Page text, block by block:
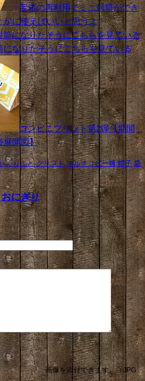
宝箱の再利用でミニ封筒ができ
かに使えばいいと思うよ
になりたそうにこちらを見ている
コンビニプリント第2弾【期間
展開図】
くりふと クリフト マルチコピー機 帽子 袋
にぎり
画像を添付できます。（JPG